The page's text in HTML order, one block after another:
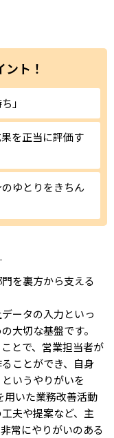
ト！
」
を正当に評価す
ゆとりをきちん
を裏方から支える
ータの入力といっ
大切な基盤です。
とで、営業担当者が
ことができ、自身
いうやりがいを
用いた業務改善活動
夫や提案など、主
常にやりがいのある
ス
トサービス
支援サービス